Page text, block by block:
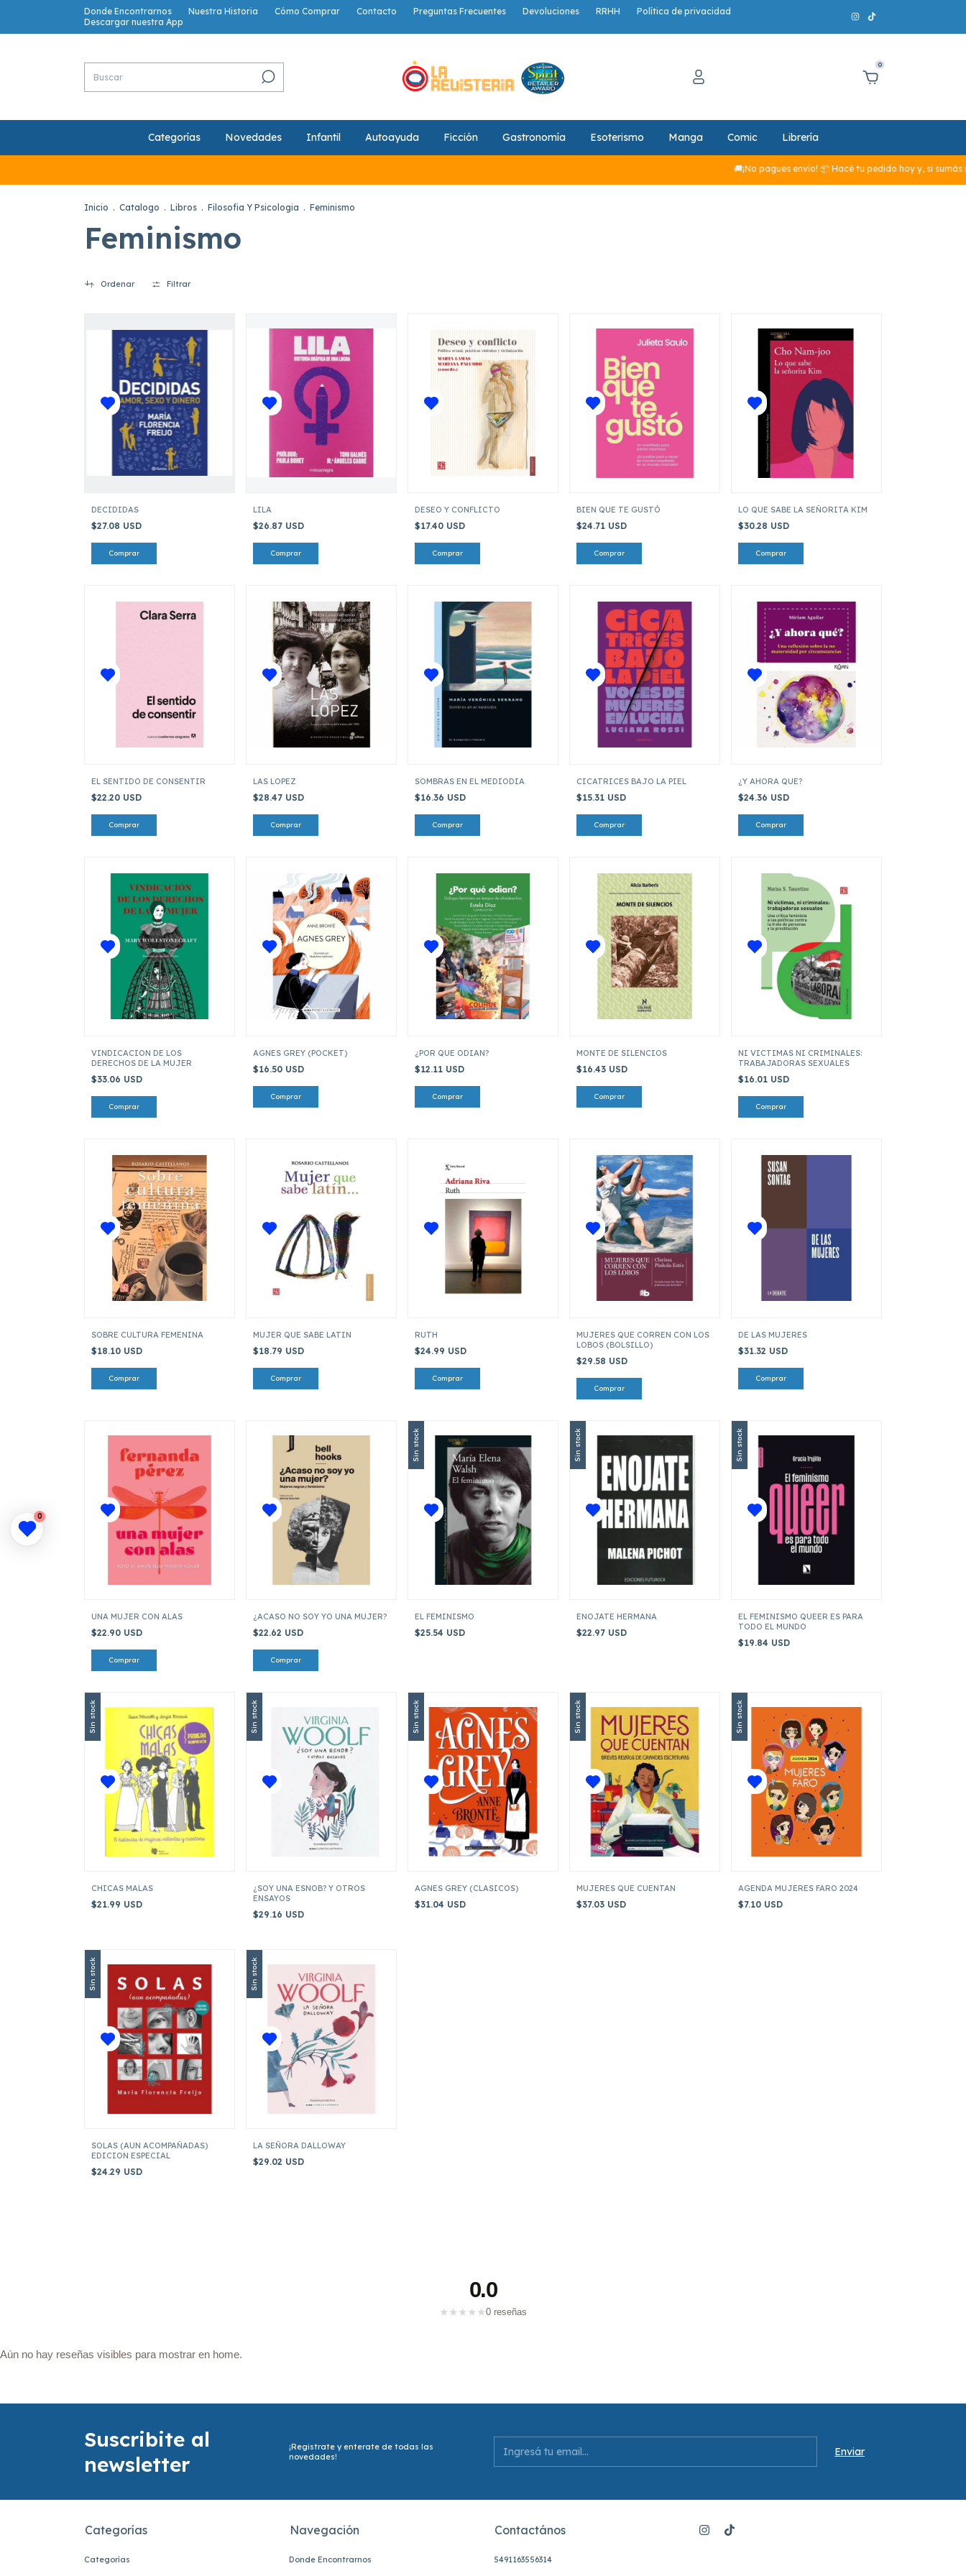
Donde Encontrarnos Nuestra Historia Cómo Comprar Contacto Preguntas Frecuentes Devoluciones RRHH
Política de privacidad
Descargar nuestra App
0
Categorías Novedades Infantil Autoayuda Ficción Gastronomía Esoterismo Manga Comic Librería
🚚¡No pagues envío! 📦 Hacé tu pedido hoy y, si sumás más
Inicio . Catalogo . Libros . Filosofia Y Psicologia . Feminismo
Feminismo
Ordenar Filtrar
DECIDIDAS
$27.08 USD
LILA
$26.87 USD
DESEO Y CONFLICTO
$17.40 USD
BIEN QUE TE GUSTÓ
$24.71 USD
LO QUE SABE LA SEÑORITA KIM
$30.28 USD
EL SENTIDO DE CONSENTIR
$22.20 USD
LAS LOPEZ
$28.47 USD
SOMBRAS EN EL MEDIODIA
$16.36 USD
CICATRICES BAJO LA PIEL
$15.31 USD
¿Y AHORA QUE?
$24.36 USD
VINDICACION DE LOS
DERECHOS DE LA MUJER
$33.06 USD
AGNES GREY (POCKET)
$16.50 USD
¿POR QUE ODIAN?
$12.11 USD
MONTE DE SILENCIOS
$16.43 USD
NI VICTIMAS NI CRIMINALES:
TRABAJADORAS SEXUALES
$16.01 USD
SOBRE CULTURA FEMENINA
$18.10 USD
MUJER QUE SABE LATIN
$18.79 USD
RUTH
$24.99 USD
MUJERES QUE CORREN CON LOS
LOBOS (BOLSILLO)
$29.58 USD
DE LAS MUJERES
$31.32 USD
UNA MUJER CON ALAS
$22.90 USD
¿ACASO NO SOY YO UNA MUJER?
$22.62 USD
Sin stock
EL FEMINISMO
$25.54 USD
Sin stock
ENOJATE HERMANA
$22.97 USD
Sin stock
EL FEMINISMO QUEER ES PARA
TODO EL MUNDO
$19.84 USD
Sin stock
CHICAS MALAS
$21.99 USD
Sin stock
¿SOY UNA ESNOB? Y OTROS
ENSAYOS
$29.16 USD
Sin stock
AGNES GREY (CLASICOS)
$31.04 USD
Sin stock
MUJERES QUE CUENTAN
$37.03 USD
Sin stock
AGENDA MUJERES FARO 2024
$7.10 USD
Sin stock
SOLAS (AUN ACOMPAÑADAS)
EDICION ESPECIAL
$24.29 USD
Sin stock
LA SEÑORA DALLOWAY
$29.02 USD
0.0
★ ★ ★ ★ ★0 reseñas
Aún no hay reseñas visibles para mostrar en home.
Suscribite al
newsletter
¡Registrate y enterate de todas las
novedades!
Categorías
Categorías
Navegación
Donde Encontrarnos
Contactános
5491163556314
0